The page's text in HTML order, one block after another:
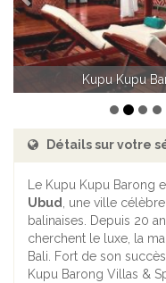
Kupu Kupu Barong,
Détails sur votre
Le Kupu Kupu Barong
Ubud, une ville
balinaises. Depuis 20
cherchent le luxe, la
Bali. Fort de son
Kupu Barong Villas &